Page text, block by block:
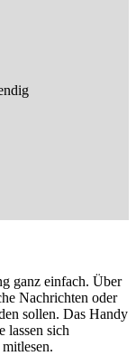
ganz einfach. Über
Nachrichten oder
sollen. Das Handy
lassen sich